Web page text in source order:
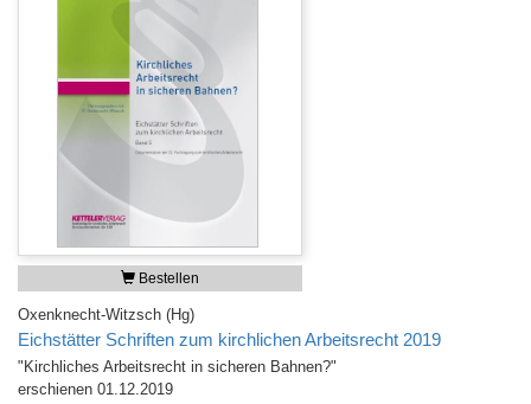
Bestellen
Oxenknecht-Witzsch (Hg)
Eichstätter Schriften zum kirchlichen Arbeitsrecht 2019
"Kirchliches Arbeitsrecht in sicheren Bahnen?"
erschienen 01.12.2019